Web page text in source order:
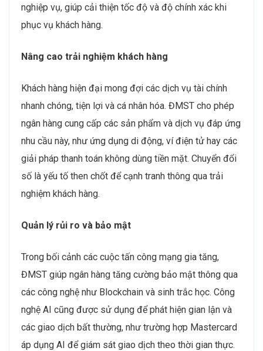
nghiệp vụ, giúp cải thiện tốc độ và độ chính xác khi
phục vụ khách hàng.
Nâng cao trải nghiệm khách hàng
Khách hàng hiện đại mong đợi các dịch vụ tài chính
nhanh chóng, tiện lợi và cá nhân hóa. ĐMST cho phép
ngân hàng cung cấp các sản phẩm và dịch vụ đáp ứng
nhu cầu này, như ứng dụng di động, ví điện tử hay các
giải pháp thanh toán không dùng tiền mặt. Chuyển đổi
số là yếu tố then chốt để cạnh tranh thông qua trải
nghiệm khách hàng.
Quản lý rủi ro và bảo mật
Trong bối cảnh các cuộc tấn công mạng gia tăng,
ĐMST giúp ngân hàng tăng cường bảo mật thông qua
các công nghệ như Blockchain và sinh trắc học. Công
nghệ AI cũng được sử dụng để phát hiện gian lận và
các giao dịch bất thường, như trường hợp Mastercard
áp dụng AI để giám sát giao dịch theo thời gian thực.